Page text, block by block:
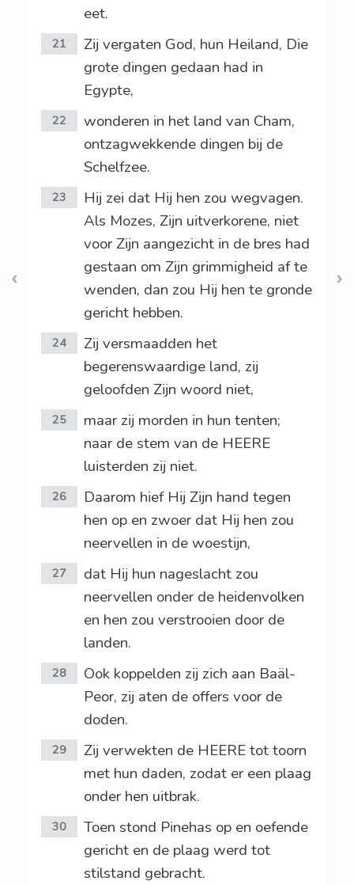
eet.
21
Zij vergaten God, hun Heiland, Die
grote dingen gedaan had in
Egypte,
22
wonderen in het land van Cham,
ontzagwekkende dingen bij de
Schelfzee.
23
Hij zei dat Hij hen zou wegvagen.
Als Mozes, Zijn uitverkorene, niet
voor Zijn aangezicht in de bres had
gestaan om Zijn grimmigheid af te
wenden, dan zou Hij hen te gronde
gericht hebben.
24
Zij versmaadden het
begerenswaardige land, zij
geloofden Zijn woord niet,
25
maar zij morden in hun tenten;
naar de stem van de HEERE
luisterden zij niet.
26
Daarom hief Hij Zijn hand tegen
hen op en zwoer dat Hij hen zou
neervellen in de woestijn,
27
dat Hij hun nageslacht zou
neervellen onder de heidenvolken
en hen zou verstrooien door de
landen.
28
Ook koppelden zij zich aan Baäl-
Peor, zij aten de offers voor de
doden.
29
Zij verwekten de HEERE tot toorn
met hun daden, zodat er een plaag
onder hen uitbrak.
30
Toen stond Pinehas op en oefende
gericht en de plaag werd tot
stilstand gebracht.